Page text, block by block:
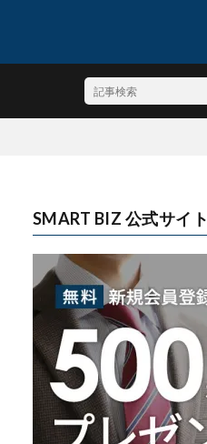
SMART BIZ 公式サイト